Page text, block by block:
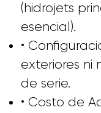
(hidrojets
esencial).
•
exteriores ni
de serie.
• Costo de